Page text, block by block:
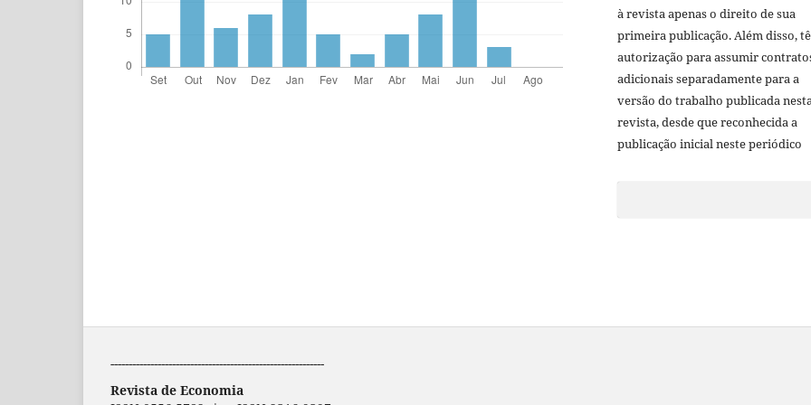
à revista apenas o direito de sua
primeira publicação. Além disso,
autorização para assumir
adicionais separadamente para a
versão do trabalho publicada
revista, desde que reconhecida a
publicação inicial neste periódico
-----------------------------------------------------------
Revista de Economia